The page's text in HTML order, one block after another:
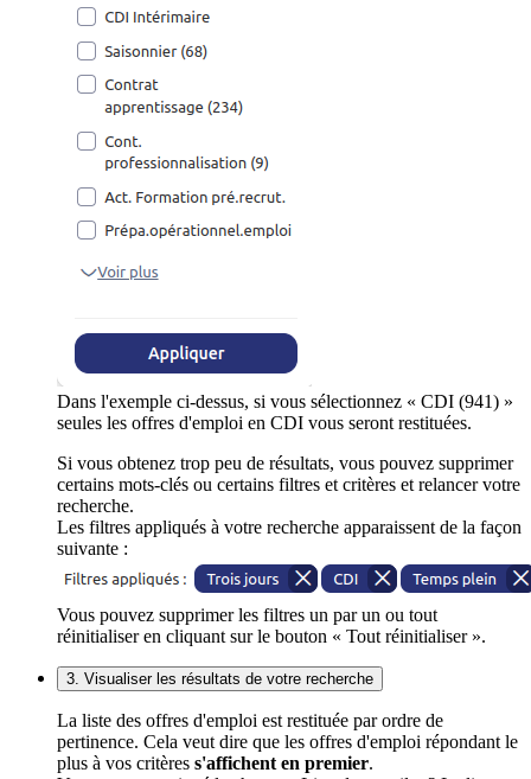
Dans l'exemple ci-dessus, si vous sélectionnez « CDI (941) »
seules les offres d'emploi en CDI vous seront restituées.
Si vous obtenez trop peu de résultats, vous pouvez supprimer
certains mots-clés ou certains filtres et critères et relancer votre
recherche.
Les filtres appliqués à votre recherche apparaissent de la façon
suivante :
Vous pouvez supprimer les filtres un par un ou tout
réinitialiser en cliquant sur le bouton « Tout réinitialiser ».
3. Visualiser les résultats de votre recherche
La liste des offres d'emploi est restituée par ordre de
pertinence. Cela veut dire que les offres d'emploi répondant le
plus à vos critères s'affichent en premier.